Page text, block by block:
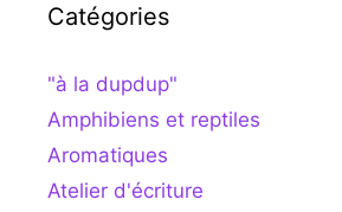
Catégories
"à la dupdup"
Amphibiens et reptiles
Aromatiques
Atelier d'écriture